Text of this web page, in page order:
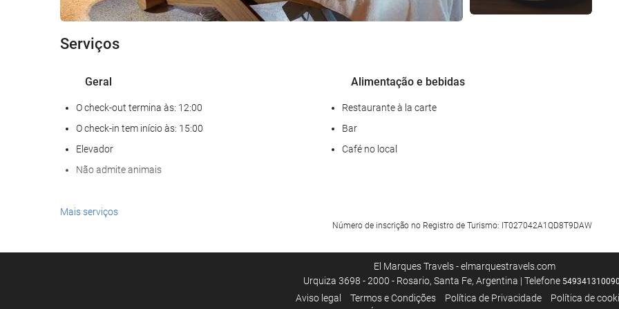
Serviços
Geral
O check-out termina às: 12:00
O check-in tem início às: 15:00
Elevador
Não admite animais
Alimentação e bebidas
Restaurante à la carte
Bar
Café no local
Serviços de receção
Depósito de bagagens
Spa
Academia
Serviço de limpeza
Mais serviços
Número de inscrição no Registro de Turismo: IT027042A1QD8T9DAW
El Marques Travels - elmarquestravels.com
Urquiza 3698 - 2000 - Rosario, Santa Fe, Argentina | Telefone
Aviso legal Termos e Condições Política de Privacidade
Política de